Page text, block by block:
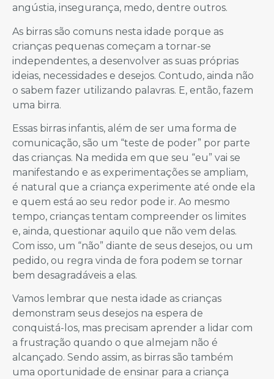
angústia, insegurança, medo, dentre outros.
As birras são comuns nesta idade porque as
crianças pequenas começam a tornar-se
independentes, a desenvolver as suas próprias
ideias, necessidades e desejos. Contudo, ainda não
o sabem fazer utilizando palavras. E, então, fazem
uma birra.
Essas birras infantis, além de ser uma forma de
comunicação, são um “teste de poder” por parte
das crianças. Na medida em que seu “eu” vai se
manifestando e as experimentações se ampliam,
é natural que a criança experimente até onde ela
e quem está ao seu redor pode ir. Ao mesmo
tempo, crianças tentam compreender os limites
e, ainda, questionar aquilo que não vem delas.
Com isso, um “não” diante de seus desejos, ou um
pedido, ou regra vinda de fora podem se tornar
bem desagradáveis a elas.
Vamos lembrar que nesta idade as crianças
demonstram seus desejos na espera de
conquistá-los, mas precisam aprender a lidar com
a frustração quando o que almejam não é
alcançado. Sendo assim, as birras são também
uma oportunidade de ensinar para a criança